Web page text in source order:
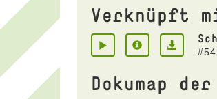
Verknüpft
Dokumap